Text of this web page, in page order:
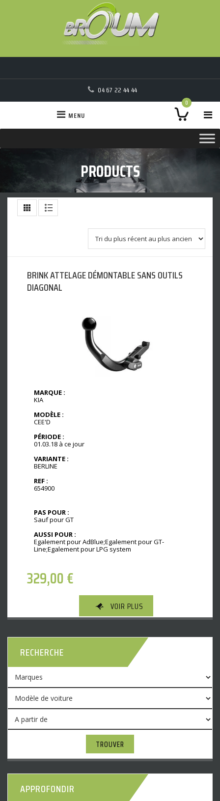
04 67 22 44 44
0
MENU
PRODUCTS
BRINK ATTELAGE DÉMONTABLE SANS OUTILS
DIAGONAL
MARQUE :
KIA
MODÈLE :
CEE'D
PÉRIODE :
01.03.18 à ce jour
VARIANTE :
BERLINE
REF :
654900
PAS POUR :
Sauf pour GT
AUSSI POUR :
Egalement pour AdBlue;Egalement pour GT-
Line;Egalement pour LPG system
329,00€
VOIR PLUS
RECHERCHE
TROUVER
APPROFONDIR